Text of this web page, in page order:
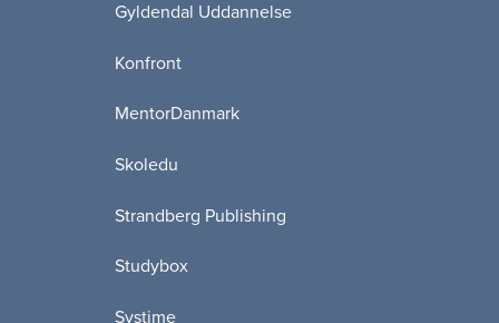
Gyldendal Uddannelse
Konfront
MentorDanmark
Skoledu
Strandberg Publishing
Studybox
Systime